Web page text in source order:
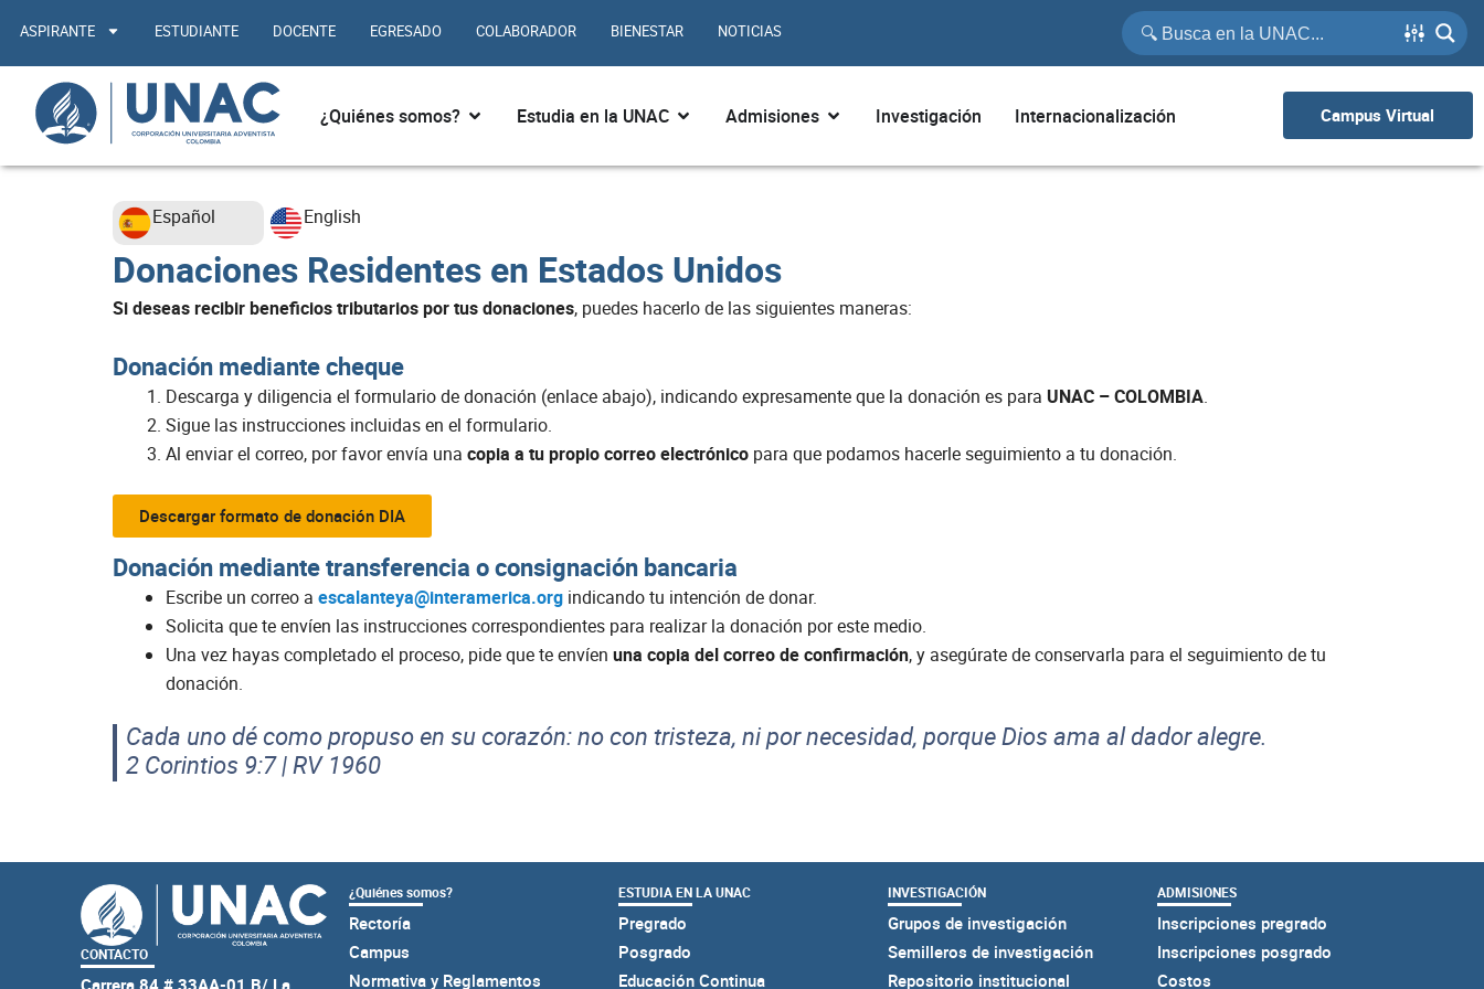
contenido
ASPIRANTE ESTUDIANTE DOCENTE EGRESADO COLABORADOR BIENESTAR NOTICIAS
¿Quiénes somos? Abrir ¿Quiénes somos?
Estudia en la UNAC Abrir Estudia en la UNAC
Admisiones Abrir Admisiones
Investigación Internacionalización Campus Virtual
Español English
Donaciones Residentes en Estados Unidos
Si deseas recibir beneficios tributarios por tus donaciones, puedes hacerlo de las siguientes maneras:
Donación mediante cheque
Descarga y diligencia el formulario de donación (enlace abajo), indicando expresamente que la donación es para UNAC – COLOMBIA.
Sigue las instrucciones incluidas en el formulario.
Al enviar el correo, por favor envía una copia a tu propio correo electrónico para que podamos hacerle seguimiento a tu donación.
Descargar formato de donación DIA
Donación mediante transferencia o consignación bancaria
Escribe un correo a escalanteya@interamerica.org indicando tu intención de donar.
Solicita que te envíen las instrucciones correspondientes para realizar la donación por este medio.
Una vez hayas completado el proceso, pide que te envíen una copia del correo de confirmación, y asegúrate de conservarla para el seguimiento de tu
donación.
Cada uno dé como propuso en su corazón: no con tristeza, ni por necesidad, porque Dios ama al dador alegre.
2 Corintios 9:7 | RV 1960
CONTACTO
Carrera 84 # 33AA-01 B/ La
¿Quiénes somos?
Rectoría
Campus
Normativa y Reglamentos
ESTUDIA EN LA UNAC
Pregrado
Posgrado
Educación Continua
INVESTIGACIÓN
Grupos de investigación
Semilleros de investigación
Repositorio institucional
ADMISIONES
Inscripciones pregrado
Inscripciones posgrado
Costos